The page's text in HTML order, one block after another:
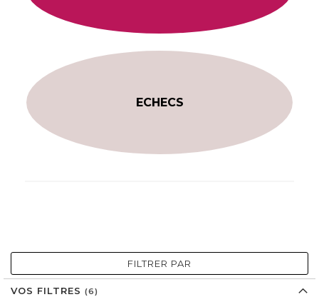
ECHECS
FILTRER PAR
VOS FILTRES